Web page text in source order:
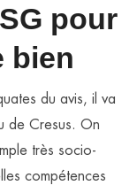
pour
bien
du avis, il va
de Cresus. On
très socio-
compétences